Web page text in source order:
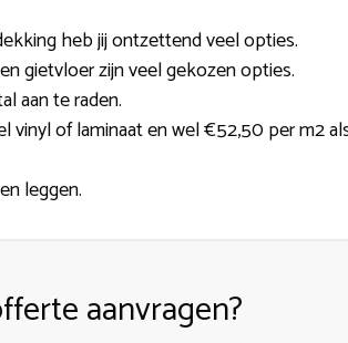
heb jij ontzettend veel opties.
gietvloer zijn veel gekozen opties.
aan te raden.
vinyl of laminaat en wel €52,50 per m2
leggen.
aanvragen?